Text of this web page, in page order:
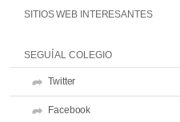
SITIOS WEB INTERESANTES
SEGUÍ AL COLEGIO
Twitter
Facebook